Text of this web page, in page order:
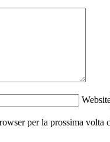
per la prossima volta